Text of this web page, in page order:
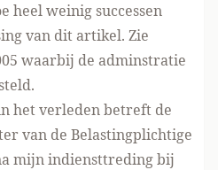
heel weinig successen
van dit artikel. Zie
waarbij de adminstratie
het verleden betreft de
van de Belastingplichtige
mijn indiensttreding bij